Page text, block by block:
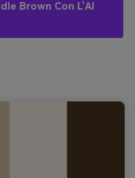
Brown Con L’AI